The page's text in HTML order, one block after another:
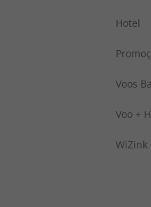
Hotel
Voos
Voo +
WiZink